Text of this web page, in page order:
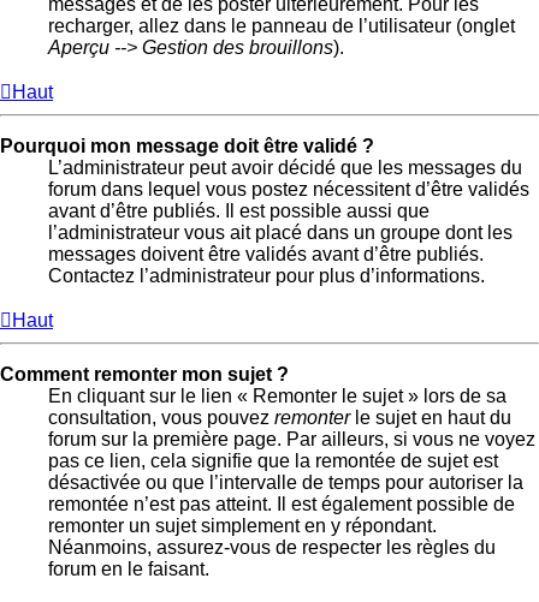
messages et de les poster ultérieurement. Pour les
recharger, allez dans le panneau de l’utilisateur (onglet
Aperçu --> Gestion des brouillons).
Haut
Pourquoi mon message doit être validé ?
L’administrateur peut avoir décidé que les messages du
forum dans lequel vous postez nécessitent d’être validés
avant d’être publiés. Il est possible aussi que
l’administrateur vous ait placé dans un groupe dont les
messages doivent être validés avant d’être publiés.
Contactez l’administrateur pour plus d’informations.
Haut
Comment remonter mon sujet ?
En cliquant sur le lien « Remonter le sujet » lors de sa
consultation, vous pouvez remonterle sujet en haut du
forum sur la première page. Par ailleurs, si vous ne voyez
pas ce lien, cela signifie que la remontée de sujet est
désactivée ou que l’intervalle de temps pour autoriser la
remontée n’est pas atteint. Il est également possible de
remonter un sujet simplement en y répondant.
Néanmoins, assurez-vous de respecter les règles du
forum en le faisant.